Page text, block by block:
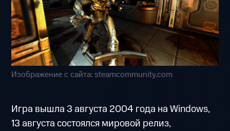
Изображение с сайта: steamcommunity.com
Игра вышла 3 августа 2004 года на Windows,
13 августа состоялся мировой релиз,